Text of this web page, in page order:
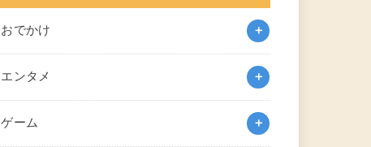
おでかけ
エンタメ
ゲーム